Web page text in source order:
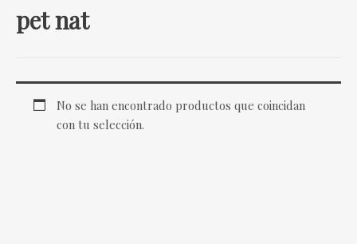
pet nat
No se han encontrado productos que coincidan
con tu selección.